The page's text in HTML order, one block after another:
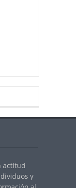
actitud
y